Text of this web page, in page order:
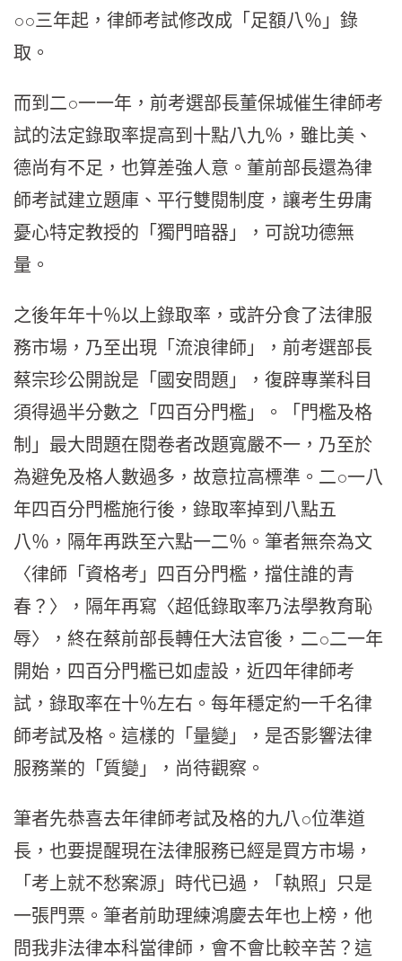
○○三年起，律師考試修改成「足額八％」錄
取。
而到二○一一年，前考選部長董保城催生律師考
試的法定錄取率提高到十點八九％，雖比美、
德尚有不足，也算差強人意。董前部長還為律
師考試建立題庫、平行雙閱制度，讓考生毋庸
憂心特定教授的「獨門暗器」，可說功德無
量。
之後年年十％以上錄取率，或許分食了法律服
務市場，乃至出現「流浪律師」，前考選部長
蔡宗珍公開說是「國安問題」，復辟專業科目
須得過半分數之「四百分門檻」。「門檻及格
制」最大問題在閱卷者改題寬嚴不一，乃至於
為避免及格人數過多，故意拉高標準。二○一八
年四百分門檻施行後，錄取率掉到八點五
八％，隔年再跌至六點一二％。筆者無奈為文
〈律師「資格考」四百分門檻，擋住誰的青
春？〉，隔年再寫〈超低錄取率乃法學教育恥
辱〉，終在蔡前部長轉任大法官後，二○二一年
開始，四百分門檻已如虛設，近四年律師考
試，錄取率在十％左右。每年穩定約一千名律
師考試及格。這樣的「量變」，是否影響法律
服務業的「質變」，尚待觀察。
筆者先恭喜去年律師考試及格的九八○位準道
長，也要提醒現在法律服務已經是買方市場，
「考上就不愁案源」時代已過，「執照」只是
一張門票。筆者前助理練鴻慶去年也上榜，他
問我非法律本科當律師，會不會比較辛苦？這